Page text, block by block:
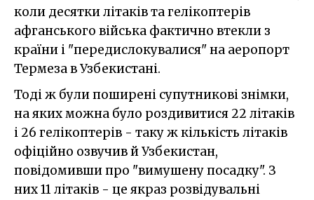
коли десятки літаків та гелікоптерів
афганського війська фактично втекли з
країни і "передислокувалися" на аеропорт
Термеза в Узбекистані.
Тоді ж були поширені супутникові знімки,
на яких можна було роздивитися 22 літаків
і 26 гелікоптерів - таку ж кількість літаків
офіційно озвучив й Узбекистан,
повідомивши про "вимушену посадку". З
них 11 літаків - це якраз розвідувальні